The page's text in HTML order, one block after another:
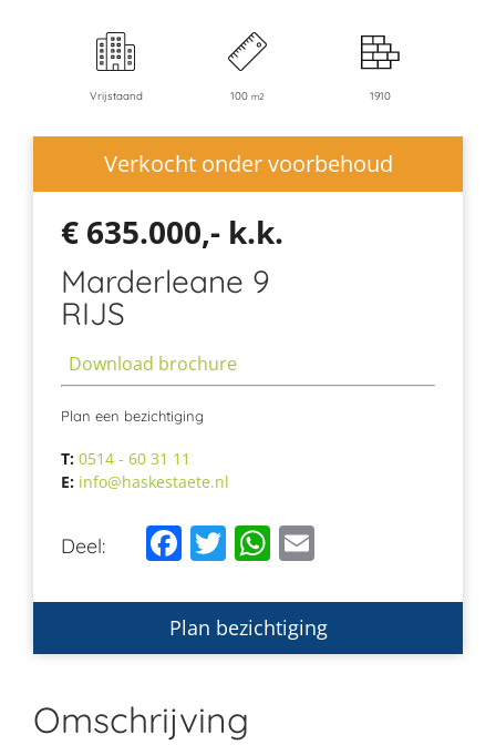
Vrijstaand 100m2 1910
Verkocht onder voorbehoud
€ 635.000,- k.k.
Marderleane 9
RIJS
Download brochure
Plan een bezichtiging
T: 0514 - 60 31 11
E: info@haskestaete.nl
Deel: Facebook
TwitterWhatsApp
Email
Plan bezichtiging
Omschrijving